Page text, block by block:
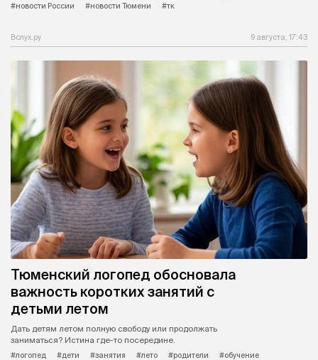
#новости России
#новости Тюмени #тк
Вслух.ру 9 августа, 17:43
Тюменский логопед обосновала
важность коротких занятий с
детьми летом
Дать детям летом полную свободу или продолжать
заниматься? Истина где-то посередине.
#логопед
#дети #занятия #лето #родители
#обучение